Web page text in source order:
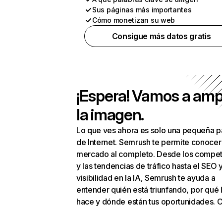
Sus páginas más importantes
Cómo monetizan su web
Consigue más datos gratis
¡Espera! Vamos a
la imagen.
Lo que ves ahora es solo una pequeña
de Internet. Semrush te permite
mercado al completo. Desde los
y las tendencias de tráfico hasta el SEO
visibilidad en la IA, Semrush te ayuda a
entender quién está triunfando, por qué
hace y dónde están tus oportunidades.